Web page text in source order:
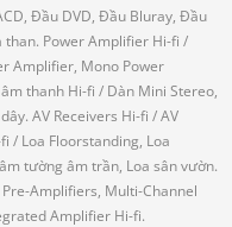
Đầu DVD, Đầu Bluray, Đầu
than. Power Amplifier Hi-fi /
Amplifier, Mono Power
thanh Hi-fi / Dàn Mini Stereo,
AV Receivers Hi-fi / AV
/ Loa Floorstanding, Loa
tường âm trần, Loa sân vườn.
Amplifiers, Multi-Channel
Amplifier Hi-fi.